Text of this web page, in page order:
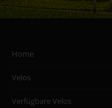
Home
Velos
Verfügbare Velos